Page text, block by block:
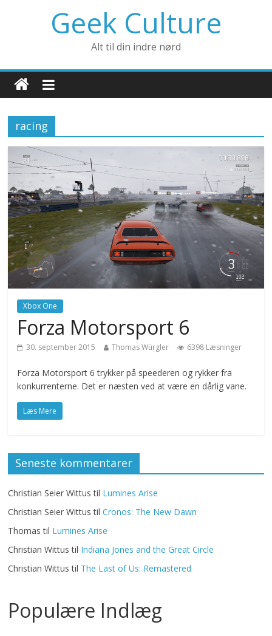
Geek Culture
Alt til din indre nørd
racing
Xbox One
Forza Motorsport 6
30. september 2015 Thomas Würgler 6398 Læsninger
Forza Motorsport 6 trykker på speederen og rykker fra
konkurrenterne. Det er næsten ved at være en dårlig vane.
Læs Mere
Seneste kommentarer
Christian Seier Wittus til Lumines Arise
Christian Seier Wittus tilCronos: The New Dawn
Thomas til Lumines Arise
Christian Wittus til Indiana Jones and the Great Circle
Christian Wittus til The Last of Us: Remastered
Populære Indlæg